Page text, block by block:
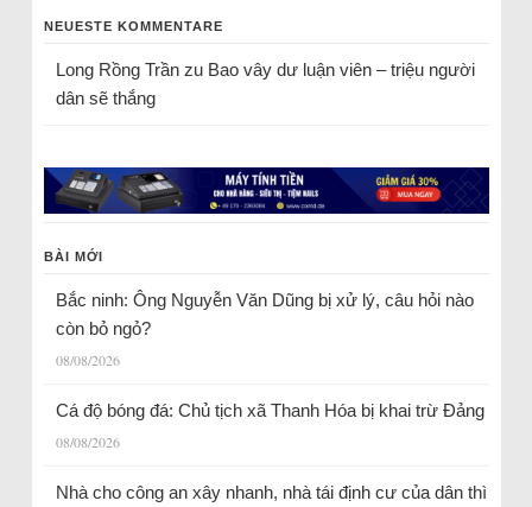
NEUESTE KOMMENTARE
Long Rồng Trầnzu Bao vây dư luận viên – triệu người
dân sẽ thắng
BÀI MỚI
Bắc ninh: Ông Nguyễn Văn Dũng bị xử lý, câu hỏi nào
còn bỏ ngỏ?
08/08/2026
Cá độ bóng đá: Chủ tịch xã Thanh Hóa bị khai trừ Đảng
08/08/2026
Nhà cho công an xây nhanh, nhà tái định cư của dân thì